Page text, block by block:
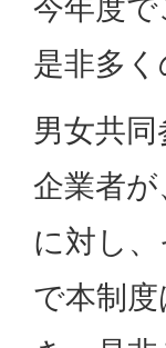
今年度
是非多
男女共
企業者
に対し
で本制